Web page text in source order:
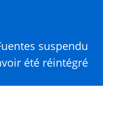
suspendu
été réintégré